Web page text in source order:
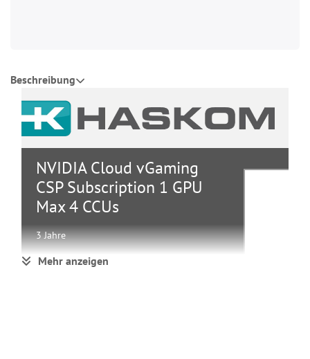
Beschreibung
NVIDIA Cloud vGaming
CSP Subscription 1 GPU
Max 4 CCUs
3 Jahre
Mehr anzeigen